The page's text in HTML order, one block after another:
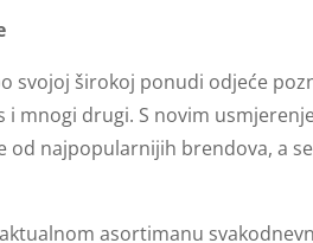
svojoj širokoj ponudi odjeće
i mnogi drugi. S novim
od najpopularnijih brendova, a
asortimanu